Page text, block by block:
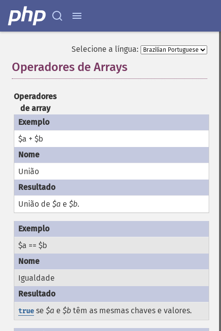
Selecione a língua:
Operadores de Arrays
Operadores
de array
$a + $b
União
União de $a e $b.
$a == $b
Igualdade
truese $a e $btêm as mesmas chaves e valores.